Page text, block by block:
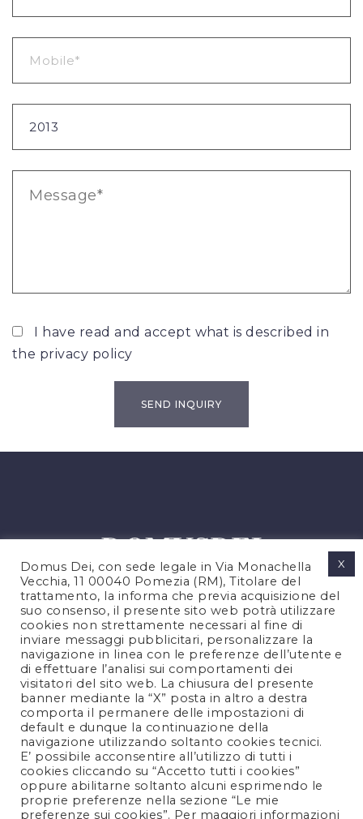
I have read and accept what is described in
the privacy policy
PRIVACY POLICY
COOKIES POLICY
LEGAL NOTES
CONTACTS
FOLLOW US
Domus Dei, con sede legale in Via Monachella
Vecchia, 11 00040 Pomezia (RM), Titolare del
trattamento, la informa che previa acquisizione del
suo consenso, il presente sito web potrà utilizzare
cookies non strettamente necessari al fine di
inviare messaggi pubblicitari, personalizzare la
navigazione in linea con le preferenze dell’utente e
di effettuare l’analisi sui comportamenti dei
visitatori del sito web. La chiusura del presente
banner mediante la “X” posta in altro a destra
comporta il permanere delle impostazioni di
default e dunque la continuazione della
navigazione utilizzando soltanto cookies tecnici.
E’ possibile acconsentire all’utilizzo di tutti i
cookies cliccando su “Accetto tutti i cookies”
oppure abilitarne soltanto alcuni esprimendo le
proprie preferenze nella sezione “Le mie
preferenze sui cookies”. Per maggiori informazioni
X